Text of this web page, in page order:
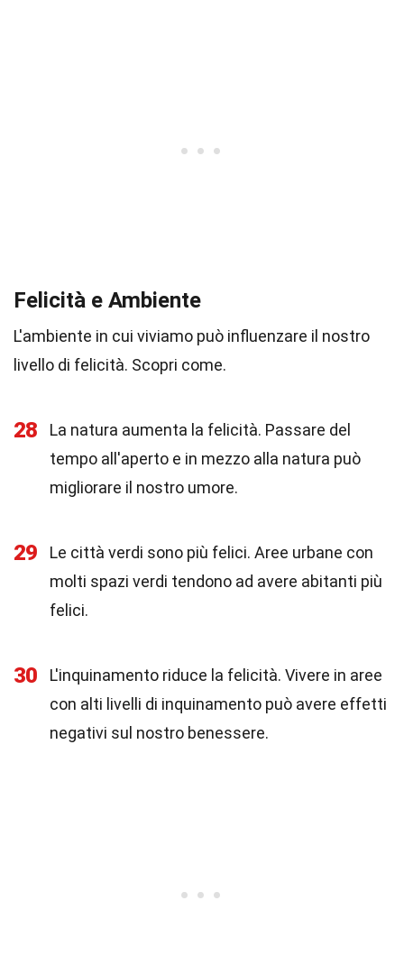
Felicità e Ambiente
L'ambiente in cui viviamo può influenzare il nostro
livello di felicità. Scopri come.
28
La natura aumenta la felicità. Passare del
tempo all'aperto e in mezzo alla natura può
migliorare il nostro umore.
29
Le città verdi sono più felici. Aree urbane con
molti spazi verdi tendono ad avere abitanti più
felici.
30
L'inquinamento riduce la felicità. Vivere in aree
con alti livelli di inquinamento può avere effetti
negativi sul nostro benessere.